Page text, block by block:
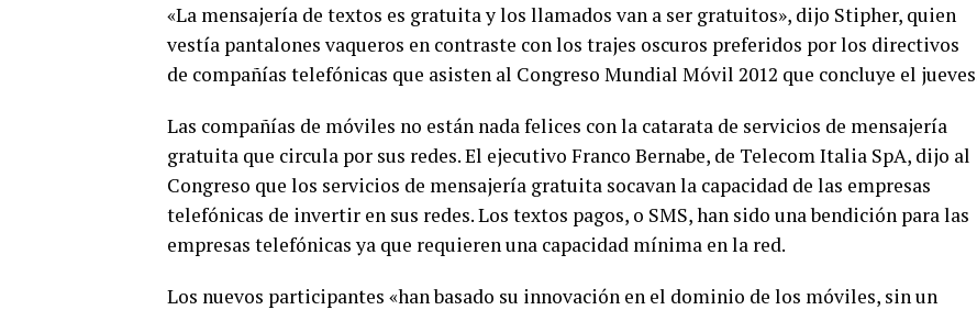
«La mensajería de textos es gratuita y los llamados van a ser gratuitos», dijo Stipher, quien
vestía pantalones vaqueros en contraste con los trajes oscuros preferidos por los directivos
de compañías telefónicas que asisten al Congreso Mundial Móvil 2012 que concluye el
Las compañías de móviles no están nada felices con la catarata de servicios de mensajería
gratuita que circula por sus redes. El ejecutivo Franco Bernabe, de Telecom Italia SpA, dijo al
Congreso que los servicios de mensajería gratuita socavan la capacidad de las empresas
telefónicas de invertir en sus redes. Los textos pagos, o SMS, han sido una bendición para las
empresas telefónicas ya que requieren una capacidad mínima en la red.
Los nuevos participantes «han basado su innovación en el dominio de los móviles, sin un